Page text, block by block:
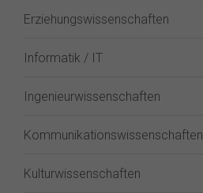
Erziehungswissenschaften
Informatik / IT
Ingenieurwissenschaften
Kommunikationswissenschaften
Kulturwissenschaften